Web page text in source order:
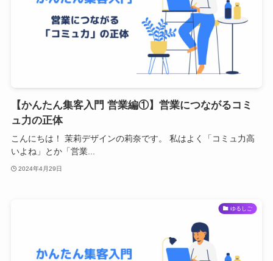
【かんたん集客入門 営業編①】営業につながるコミ
ュ力の正体
こんにちは！ 茉莉デザインの莉奈です。 私はよく「コミュ力高
いよね」とか「営業...
2024年4月29日
ゆるしご